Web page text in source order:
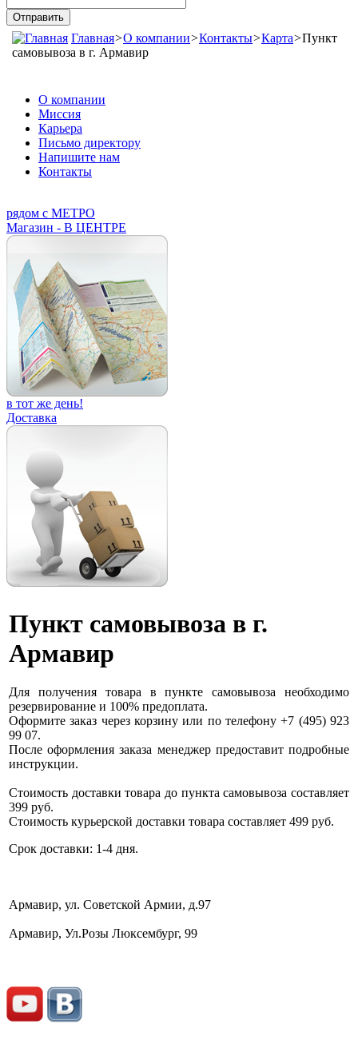
Главная>О компании>Контакты>Карта>Пункт
самовывоза в г. Армавир
О компании
Миссия
Карьера
Письмо директору
Напишите нам
Контакты
рядом с МЕТРО
Магазин - В ЦЕНТРЕ
в тот же день!
Доставка
Пункт самовывоза в г.
Армавир
Для получения товара в пункте самовывоза необходимо
резервирование и 100% предоплата.
Оформите заказ через корзину или по телефону +7 (495) 923
99 07.
После оформления заказа менеджер предоставит подробные
инструкции.
Стоимость доставки товара до пункта самовывоза составляет
399 руб.
Стоимость курьерской доставки товара составляет 499 руб.
Срок доставки: 1-4 дня.
Армавир, ул. Советской Армии, д.97
Армавир, Ул.Розы Люксембург, 99